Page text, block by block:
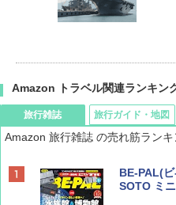
Amazon トラベル関連ランキン
旅行雑誌
Amazon 旅行雑誌 の売れ筋ランキ
BE-PAL(
SOTO ミ
旅行ガイド・地図